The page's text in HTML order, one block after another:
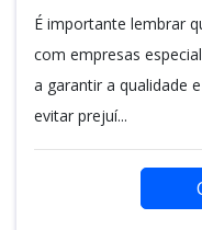
É importante lembrar
com empresas
a garantir a qualidade
evitar prejuí...